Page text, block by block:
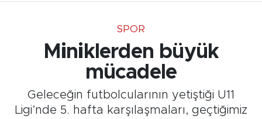
SPOR
Miniklerden büyük
mücadele
Geleceğin futbolcularının yetiştiği U11
Ligi’nde 5. hafta karşılaşmaları, geçtiğimiz
Eskişehirspor
Eskişehir Trafik Yoğunluk Haritası
Süper Lig Puan Durumu ve Fikstür